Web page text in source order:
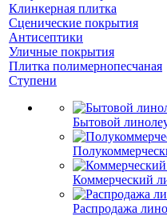
Клинкерная плитка
Сценические покрытия
Антисептики
Уличные покрытия
Плитка полимернопесчаная
Ступени
Бытовой
Коммерческий
Распродажа